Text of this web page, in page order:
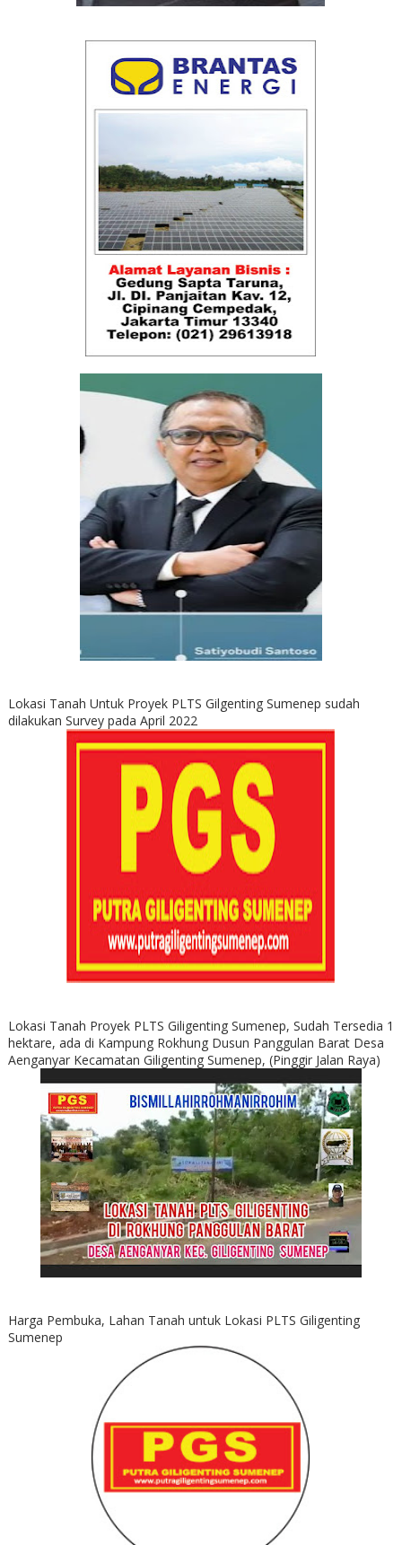
Lokasi Tanah Untuk Proyek PLTS Gilgenting Sumenep sudah
dilakukan Survey pada April 2022
Lokasi Tanah Proyek PLTS Giligenting Sumenep, Sudah Tersedia 1
hektare, ada di Kampung Rokhung Dusun Panggulan Barat Desa
Aenganyar Kecamatan Giligenting Sumenep, (Pinggir Jalan Raya)
Harga Pembuka, Lahan Tanah untuk Lokasi PLTS Giligenting
Sumenep